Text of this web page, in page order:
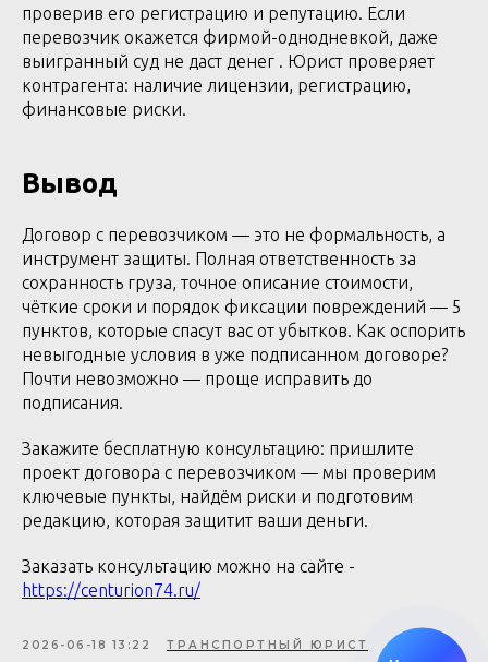
проверив его регистрацию и репутацию. Если
перевозчик окажется фирмой-однодневкой, даже
выигранный суд не даст денег . Юрист проверяет
контрагента: наличие лицензии, регистрацию,
финансовые риски.
Вывод
Договор с перевозчиком — это не формальность, а
инструмент защиты. Полная ответственность за
сохранность груза, точное описание стоимости,
чёткие сроки и порядок фиксации повреждений — 5
пунктов, которые спасут вас от убытков. Как оспорить
невыгодные условия в уже подписанном договоре?
Почти невозможно — проще исправить до
подписания.
Закажите бесплатную консультацию: пришлите
проект договора с перевозчиком — мы проверим
ключевые пункты, найдём риски и подготовим
редакцию, которая защитит ваши деньги.
Заказать консультацию можно на сайте -
https://centurion74.ru/
2026-06-18 13:22 ТРАНСПОРТНЫЙ ЮРИСТ